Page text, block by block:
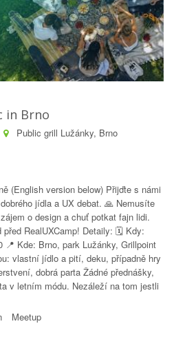
in Brno
Public grill Lužánky, Brno
(English version below) Přijďte s námi
jídla a UX debat. 🙏 Nemusíte
o design a chuť potkat fajn lidi.
RealUXCamp! Detaily: 🗓️ Kdy:
📍 Kde: Brno, park Lužánky, Grillpoint
vlastní jídlo a pití, deku, případně hry
dobrá parta Žádné přednášky,
v letním módu. Nezáleží na tom jestli
Meetup